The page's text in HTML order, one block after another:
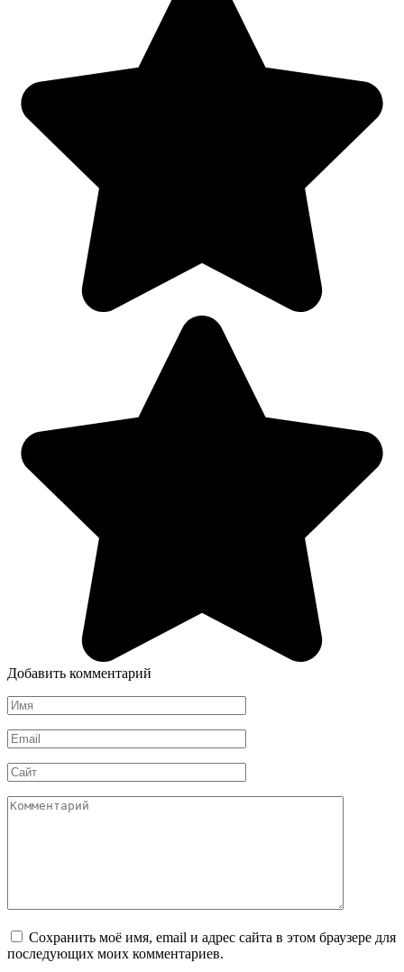
Добавить комментарий
Имя
*
Email
*
Сайт
Комментарий
Сохранить моё имя, email и адрес сайта в этом браузере для
последующих моих комментариев.